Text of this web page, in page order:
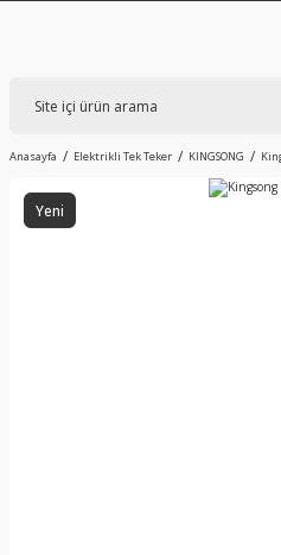
Anasayfa Elektrikli Tek Teker KINGSONG
Yeni